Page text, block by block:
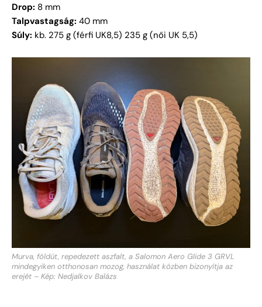
Drop: 8 mm
Talpvastagság: 40 mm
Súly: kb. 275 g (férfi UK8,5) 235 g (női UK 5,5)
Murva, földút, repedezett aszfalt, a Salomon Aero Glide 3 GRVL
mindegyiken otthonosan mozog, használat közben bizonyítja az
erejét – Kép: Nedjalkov Balázs